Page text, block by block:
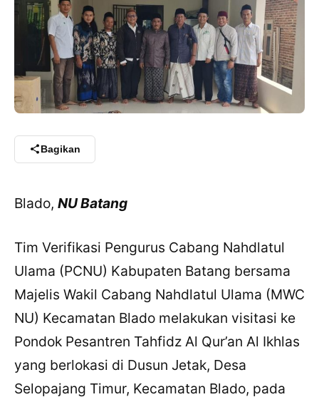
Bagikan
Blado, NU Batang
Tim Verifikasi Pengurus Cabang Nahdlatul
Ulama (PCNU) Kabupaten Batang bersama
Majelis Wakil Cabang Nahdlatul Ulama (MWC
NU) Kecamatan Blado melakukan visitasi ke
Pondok Pesantren Tahfidz Al Qur’an Al Ikhlas
yang berlokasi di Dusun Jetak, Desa
Selopajang Timur, Kecamatan Blado, pada